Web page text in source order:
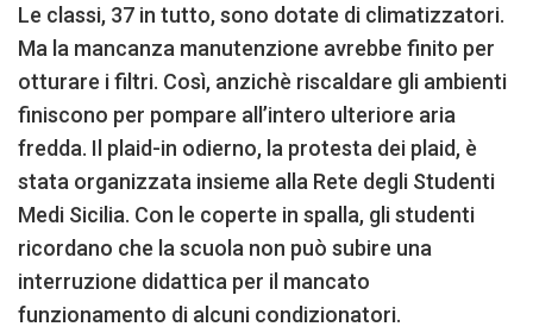
Le classi, 37 in tutto, sono dotate di climatizzatori.
Ma la mancanza manutenzione avrebbe finito per
otturare i filtri. Così, anzichè riscaldare gli ambienti
finiscono per pompare all’intero ulteriore aria
fredda. Il plaid-in odierno, la protesta dei plaid, è
stata organizzata insieme alla Rete degli Studenti
Medi Sicilia. Con le coperte in spalla, gli studenti
ricordano che la scuola non può subire una
interruzione didattica per il mancato
funzionamento di alcuni condizionatori.